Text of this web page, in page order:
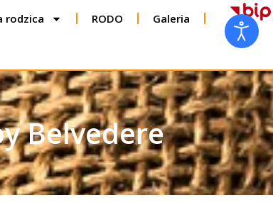
rodzica RODO Galeria
Belvedere